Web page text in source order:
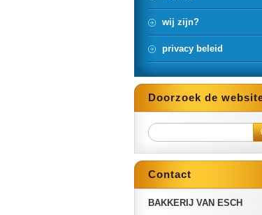
wij zijn?
privacy beleid
Doorzoek de
Contact
BAKKERIJ VAN ESCH